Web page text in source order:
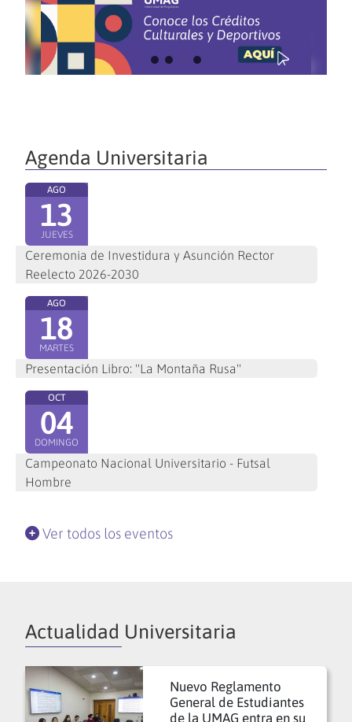
Agenda Universitaria
AGO
13
JUEVES
Ceremonia de Investidura y Asunción Rector
Reelecto 2026-2030
AGO
18
MARTES
Presentación Libro: "La Montaña Rusa"
OCT
04
DOMINGO
Campeonato Nacional Universitario - Futsal
Hombre
Ver todos los eventos
Actualidad Universitaria
Nuevo Reglamento
General de Estudiantes
de la UMAG entra en su